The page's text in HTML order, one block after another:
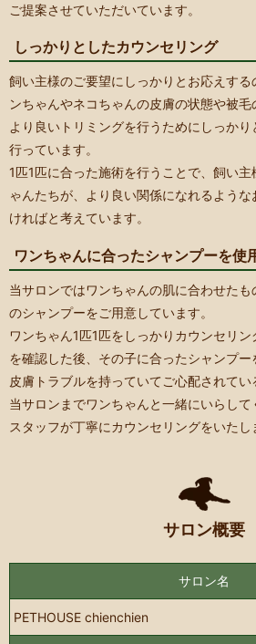
ご提案させていただいています。
しっかりとしたカウンセリング
飼い主様のご要望にしっかりとお応えする
ンちゃんやネコちゃんの皮膚の状態や被毛
より良いトリミングを行うためにしっか
行っています。
1匹1匹に合った施術を行うことで、飼い
ゃんたちが、より良い関係になれるよう
ければと考えています。
ワンちゃんに合ったシャンプーを使
当サロンではワンちゃんの肌に合わせた
のシャンプーをご用意しています。
ワンちゃん1匹1匹をしっかりカウンセリ
を確認した後、その子に合ったシャンプー
皮膚トラブルを持っていてご心配されて
当サロンまでワンちゃんと一緒にいらして
スタッフが丁寧にカウンセリングをいたし
サロン概要
サロン名
PETHOUSE chienchien